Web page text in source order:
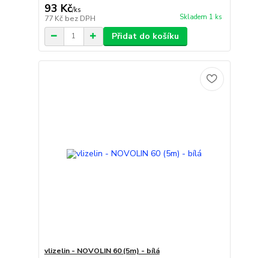
93 Kč/ks
77 Kč bez DPH Skladem 1 ks
Přidat do košíku
vlizelin - NOVOLIN 60 (5m) - bílá